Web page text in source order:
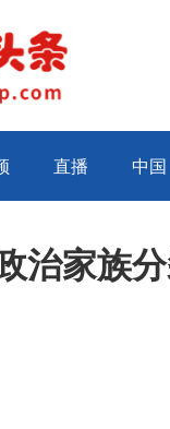
直播 中国
治家族